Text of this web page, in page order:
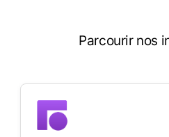
Parcourir nos